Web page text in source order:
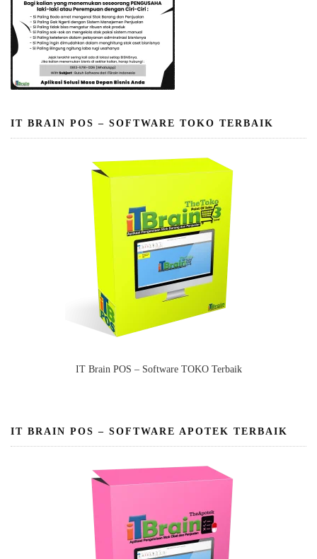
IT BRAIN POS – SOFTWARE TOKO TERBAIK
IT Brain POS – Software TOKO Terbaik
IT BRAIN POS – SOFTWARE APOTEK TERBAIK